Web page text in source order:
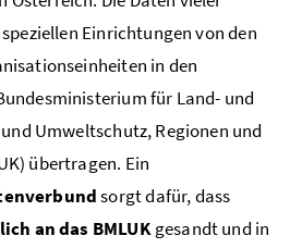
Einrichtungen von den
in den
für Land- und
Umweltschutz, Regionen und
) übertragen. Ein
sorgt dafür, dass
an das BMLUK gesandt und in